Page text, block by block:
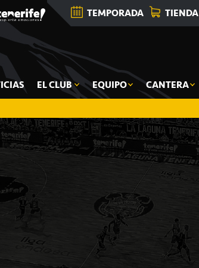
TEMPORADA TIENDA
EL CLUB EQUIPO CANTERA